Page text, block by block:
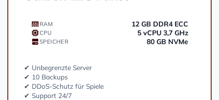
RAM 12 GB DDR4 ECC
CPU 5 vCPU 3,7 GHz
SPEICHER 80 GB NVMe
✔ Unbegrenzte Server
✔ 10 Backups
✔ DDoS-Schutz für Spiele
✔ Support 24/7